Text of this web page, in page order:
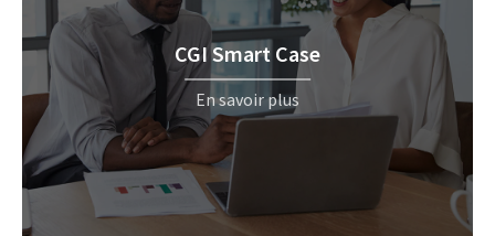
CGI Smart Case
En savoir plus